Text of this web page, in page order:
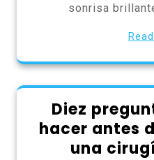
sonrisa
Diez
hacer antes
una